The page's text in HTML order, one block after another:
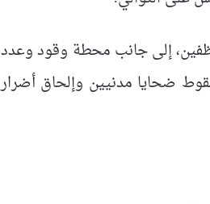
إلى جانب محطة وقود وعدد
ضحايا مدنيين وإلحاق أضرار